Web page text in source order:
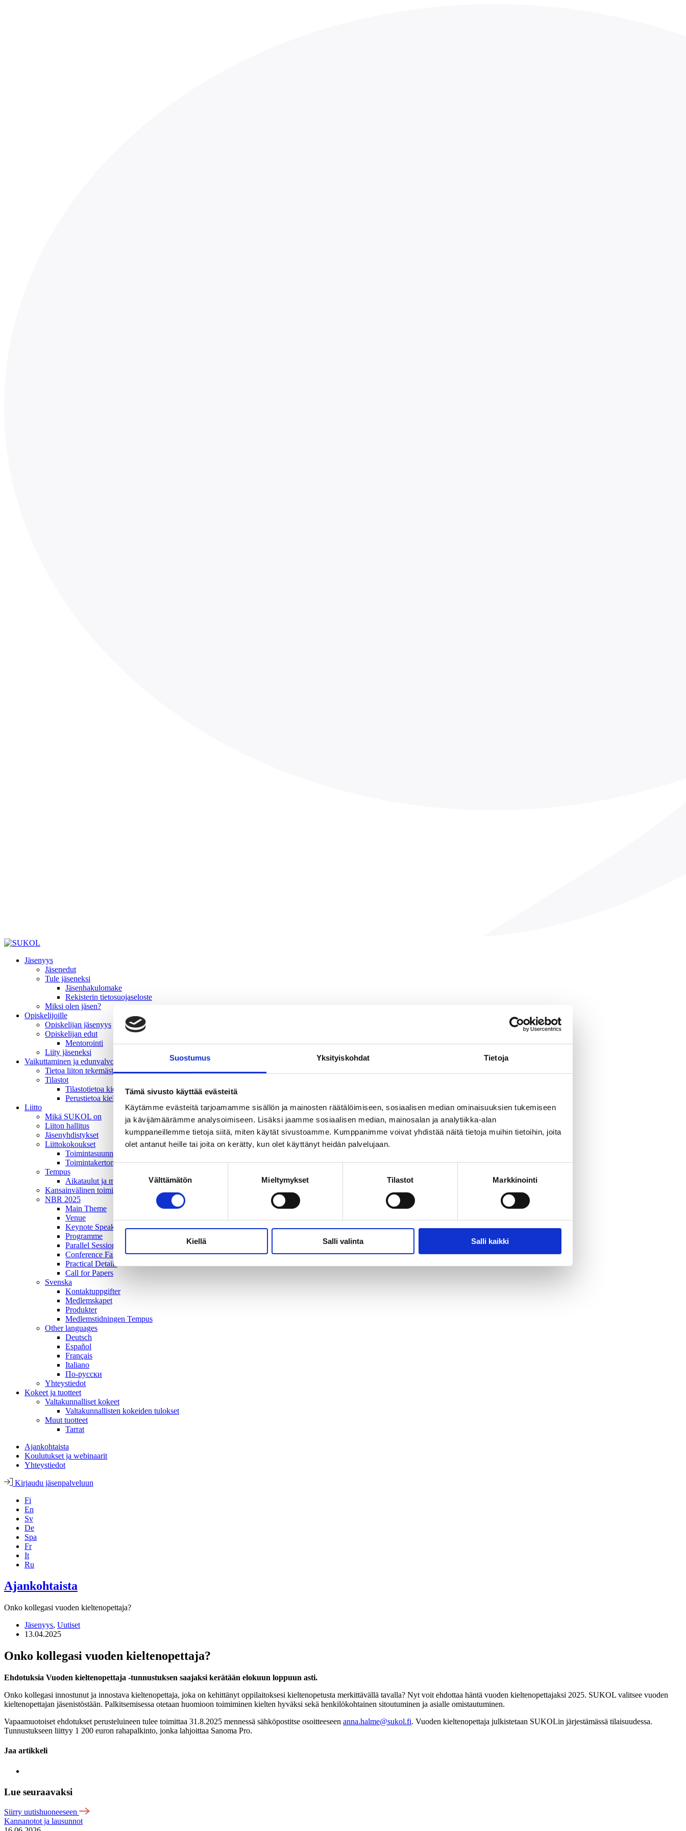
Suostumus Yksityiskohdat Tietoja
Tämä sivusto käyttää evästeitä
Käytämme evästeitä tarjoamamme sisällön ja mainosten räätälöimiseen, sosiaalisen median ominaisuuksien tukemiseen
ja kävijämäärämme analysoimiseen. Lisäksi jaamme sosiaalisen median, mainosalan ja analytiikka-alan
kumppaneillemme tietoja siitä, miten käytät sivustoamme. Kumppanimme voivat yhdistää näitä tietoja muihin tietoihin, joita
olet antanut heille tai joita on kerätty, kun olet käyttänyt heidän palvelujaan.
Suostumuksen
valinta
Välttämätön Mieltymykset Tilastot Markkinointi
Kiellä Salli valinta Salli kaikki
Jäsenyys
Jäsenedut
Tule jäseneksi
Jäsenhakulomake
Rekisterin tietosuojaseloste
Miksi olen jäsen?
Opiskelijoille
Opiskelijan jäsenyys
Opiskelijan edut
Mentorointi
Liity jäseneksi
Vaikuttaminen ja edunvalvonta
Tietoa liiton tekemästä vaikuttamistyöstä
Tilastot
Tilastotietoa kielivalinnoista
Perustietoa kielivalinnoista
Liitto
Mikä SUKOL on
Liiton hallitus
Jäsenyhdistykset
Liittokokoukset
Toimintasuunnitelma
Toimintakertomus
Tempus
Aikataulut ja mediatiedot
Kansainvälinen toiminta
NBR 2025
Main Theme
Venue
Keynote Speakers
Programme
Parallel Sessions
Conference Fair and Poster Exhibition
Practical Details
Call for Papers
Svenska
Kontaktuppgifter
Medlemskapet
Produkter
Medlemstidningen Tempus
Other languages
Deutsch
Español
Français
Italiano
По-русски
Yhteystiedot
Kokeet ja tuotteet
Valtakunnalliset kokeet
Valtakunnallisten kokeiden tulokset
Muut tuotteet
Tarrat
Ajankohtaista
Koulutukset ja webinaarit
Yhteystiedot
Kirjaudu jäsenpalveluun
Fi
En
Sv
De
Spa
Fr
It
Ru
Ajankohtaista
Onko kollegasi vuoden kieltenopettaja?
Jäsenyys, Uutiset
13.04.2025
Onko kollegasi vuoden kieltenopettaja?
Ehdotuksia Vuoden kieltenopettaja -tunnustuksen saajaksi kerätään elokuun loppuun asti.
Onko kollegasi innostunut ja innostava kieltenopettaja, joka on kehittänyt oppilaitoksesi kieltenopetusta merkittävällä tavalla? Nyt voit ehdottaa häntä vuoden kieltenopettajaksi 2025. SUKOL valitsee vuoden
kieltenopettajan jäsenistöstään. Palkitsemisessa otetaan huomioon toimiminen kielten hyväksi sekä henkilökohtainen sitoutuminen ja asialle omistautuminen.
Vapaamuotoiset ehdotukset perusteluineen tulee toimittaa 31.8.2025 mennessä sähköpostitse osoitteeseen anna.halme@sukol.fi. Vuoden kieltenopettaja julkistetaan SUKOLin järjestämässä tilaisuudessa.
Tunnustukseen liittyy 1 200 euron rahapalkinto, jonka lahjoittaa Sanoma Pro.
Jaa artikkeli
Lue seuraavaksi
Siirry uutishuoneeseen
Kannanotot ja lausunnot